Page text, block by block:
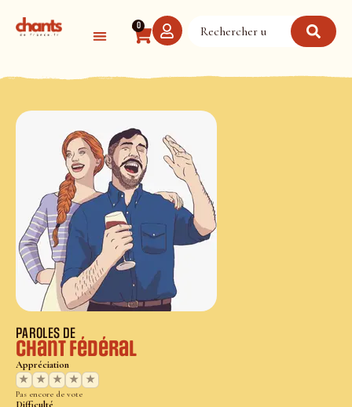
0
PAROLES DE
Chant Fédéral
Appréciation
★
★ ★ ★ ★
Pas encore de vote